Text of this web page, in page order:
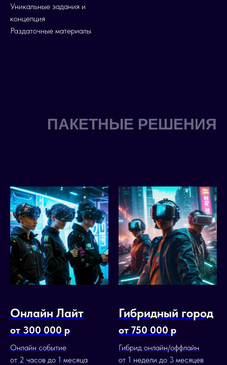
Уникальные задания и
концепция
Раздаточные материалы
ПАКЕТНЫЕ РЕШЕНИЯ
Онлайн Лайт
от 300 000 р
Онлайн событие
от 2 часов до 1 месяца
Гибридный город
от 750 000 р
Гибрид онлайн/оффлайн
от 1 недели до 3 месяцев